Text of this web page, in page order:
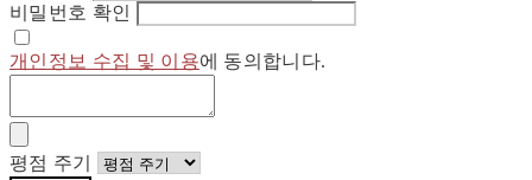
비밀번호 확인
개인정보 수집 및 이용에 동의합니다.
평점 주기